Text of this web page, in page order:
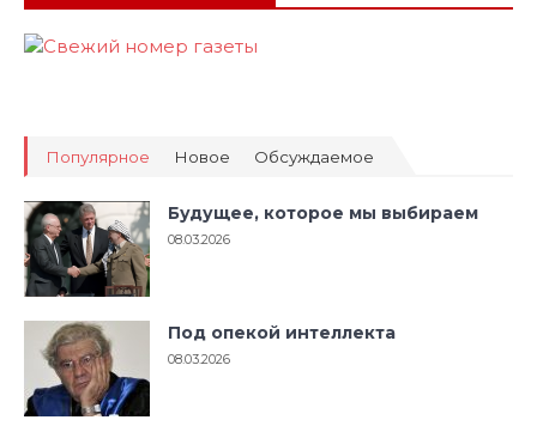
Популярное Новое Обсуждаемое
Будущее, которое мы выбираем
08.03.2026
Под опекой интеллекта
08.03.2026